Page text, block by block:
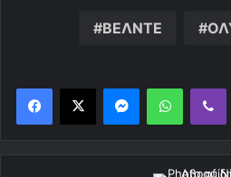
ΒΕΛΝΤΕ
Messenger